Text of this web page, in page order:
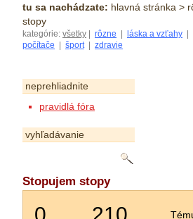
tu sa nachádzate: hlavná stránka >
stopy
kategórie: všetky rôzne láska a vzťahy
počítače
šport| zdravie
neprehliadnite
pravidlá fóra
vyhľadávanie
Stopujem stopy
0 210